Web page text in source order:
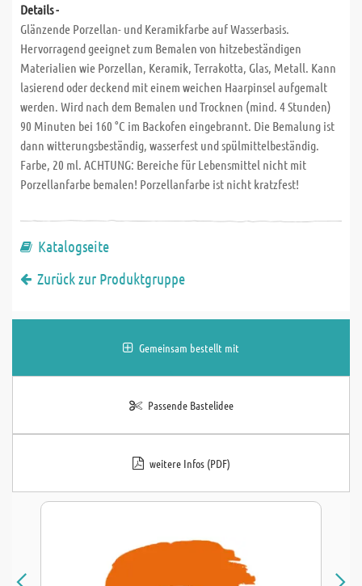
Details -
Glänzende Porzellan- und Keramikfarbe auf Wasserbasis.
Hervorragend geeignet zum Bemalen von hitzebeständigen
Materialien wie Porzellan, Keramik, Terrakotta, Glas, Metall. Kann
lasierend oder deckend mit einem weichen Haarpinsel aufgemalt
werden. Wird nach dem Bemalen und Trocknen (mind. 4 Stunden)
90 Minuten bei 160 °C im Backofen eingebrannt. Die Bemalung ist
dann witterungsbeständig, wasserfest und spülmittelbeständig.
Farbe, 20 ml. ACHTUNG: Bereiche für Lebensmittel nicht mit
Porzellanfarbe bemalen! Porzellanfarbe ist nicht kratzfest!
Katalogseite
Zurück zur Produktgruppe
Gemeinsam bestellt mit
Passende Bastelidee
weitere Infos (PDF)